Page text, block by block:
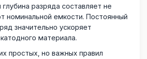
разряда составляет не
номинальной емкости. Постоянный
значительно ускоряет
материала.
простых, но важных правил